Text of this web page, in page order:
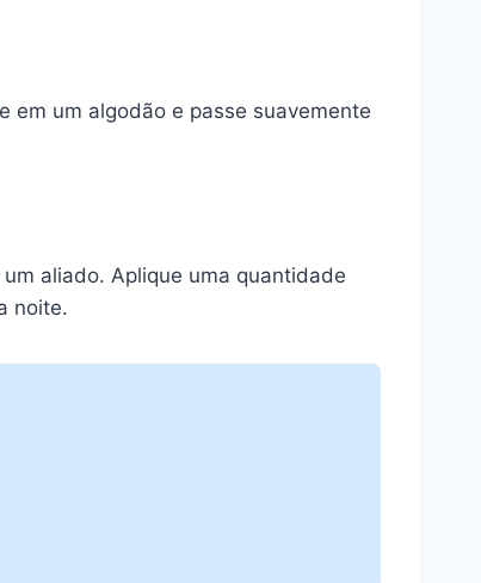
em um algodão e passe suavemente
aliado. Aplique uma quantidade
noite.